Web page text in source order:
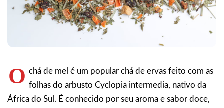
O chá de mel é um popular chá de ervas feito com as
folhas do arbusto Cyclopia intermedia, nativo da
África do Sul. É conhecido por seu aroma e sabor doce,